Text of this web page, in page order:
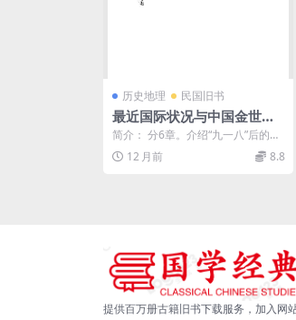
历史地理 民国旧书
最近国际状况与中国金世培P
DF下载,近代中国国际形势研
究
简介： 分6章。介绍“九一八”后的国
际概况，帝国主义及其势力，国际
联盟与中日交涉...
12 月前 8.8
提供百万册古籍旧书下载服务，加入网